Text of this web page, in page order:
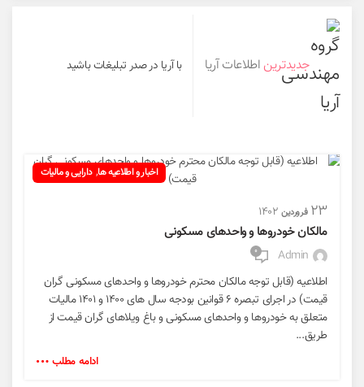
جدیدترین اطلاعات آریا با آریا در صدر تبلیغات باشید
اخبار و اطلاعیه ها, دارایی و مالیات
۲۳ فروردین ۱۴۰۲
مالکان خودروها و واحدهای مسکونی
Admin ۰
اطلاعیه (قابل توجه مالکان محترم خودروها و واحدهای مسکونی گران
قیمت) در اجرای تبصره ۶ قوانین بودجه سال های ۱۴۰۰ و ۱۴۰۱ مالیات
متعلق به خودروها و واحدهای مسکونی و باغ ویلاهای گران قیمت از
طریق...
ادامه مطلب